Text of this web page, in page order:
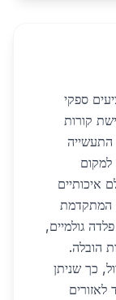
ספקי
קורות
התעשייה
איכותיים
המתקדמת
גולמיים,
הובלה.
כך שניתן
לאזורים